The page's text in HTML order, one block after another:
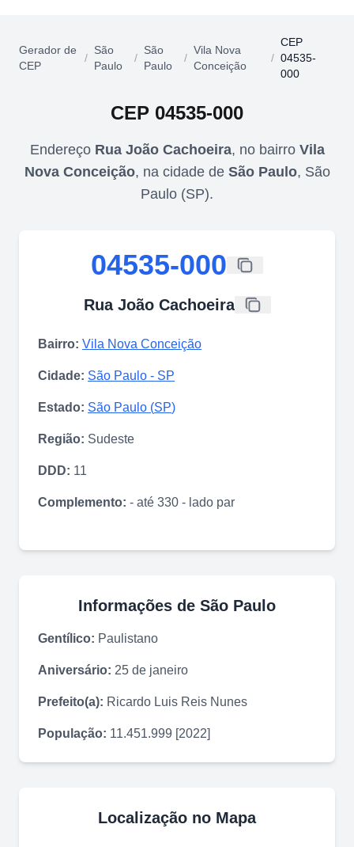
Gerador de
CEP
/
São
Paulo
/
São
Paulo
/
Vila Nova
Conceição
/
CEP
04535-
000
CEP 04535-000
Endereço Rua João Cachoeira, no bairro Vila
Nova Conceição, na cidade de São Paulo, São
Paulo (SP).
04535-000
Rua João Cachoeira
Bairro: Vila Nova Conceição
Cidade: São Paulo - SP
Estado: São Paulo (SP)
Região: Sudeste
DDD: 11
Complemento: - até 330 - lado par
Informações de São Paulo
Gentílico: Paulistano
Aniversário: 25 de janeiro
Prefeito(a): Ricardo Luis Reis Nunes
População: 11.451.999 [2022]
Localização no Mapa